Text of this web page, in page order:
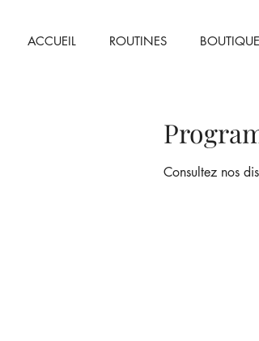
ACCUEIL ROUTINES BOUTIQUE
Consultez nos